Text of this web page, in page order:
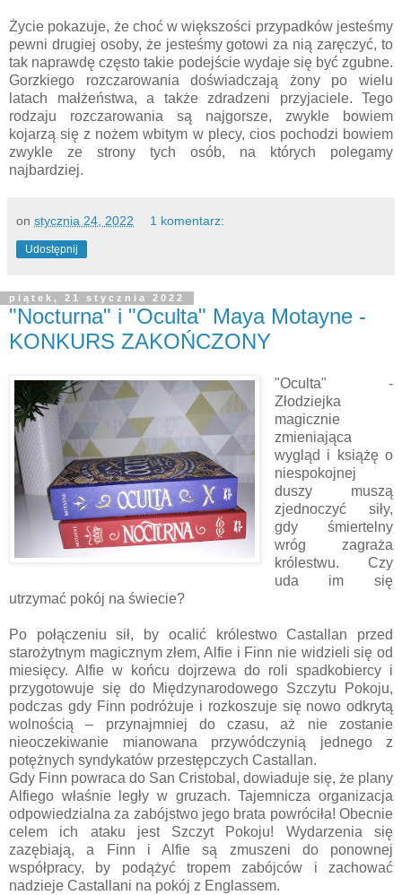
Życie pokazuje, że choć w większości przypadków jesteśmy
pewni drugiej osoby, że jesteśmy gotowi za nią zaręczyć, to
tak naprawdę często takie podejście wydaje się być zgubne.
Gorzkiego rozczarowania doświadczają żony po wielu
latach małżeństwa, a także zdradzeni przyjaciele. Tego
rodzaju rozczarowania są najgorsze, zwykle bowiem
kojarzą się z nożem wbitym w plecy, cios pochodzi bowiem
zwykle ze strony tych osób, na których polegamy
najbardziej.
on stycznia 24, 2022 1 komentarz:
Udostępnij
piątek, 21 stycznia 2022
"Nocturna" i "Oculta" Maya Motayne -
KONKURS ZAKOŃCZONY
"Oculta" -
Złodziejka
magicznie
zmieniająca
wygląd i książę o
niespokojnej
duszy muszą
zjednoczyć siły,
gdy śmiertelny
wróg zagraża
królestwu. Czy
uda im się
utrzymać pokój na świecie?
Po połączeniu sił, by ocalić królestwo Castallan przed
starożytnym magicznym złem, Alfie i Finn nie widzieli się od
miesięcy. Alfie w końcu dojrzewa do roli spadkobiercy i
przygotowuje się do Międzynarodowego Szczytu Pokoju,
podczas gdy Finn podróżuje i rozkoszuje się nowo odkrytą
wolnością – przynajmniej do czasu, aż nie zostanie
nieoczekiwanie mianowana przywódczynią jednego z
potężnych syndykatów przestępczych Castallan.
Gdy Finn powraca do San Cristobal, dowiaduje się, że plany
Alfiego właśnie legły w gruzach. Tajemnicza organizacja
odpowiedzialna za zabójstwo jego brata powróciła! Obecnie
celem ich ataku jest Szczyt Pokoju! Wydarzenia się
zazębiają, a Finn i Alfie są zmuszeni do ponownej
współpracy, by podążyć tropem zabójców i zachować
nadzieje Castallani na pokój z Englassem.